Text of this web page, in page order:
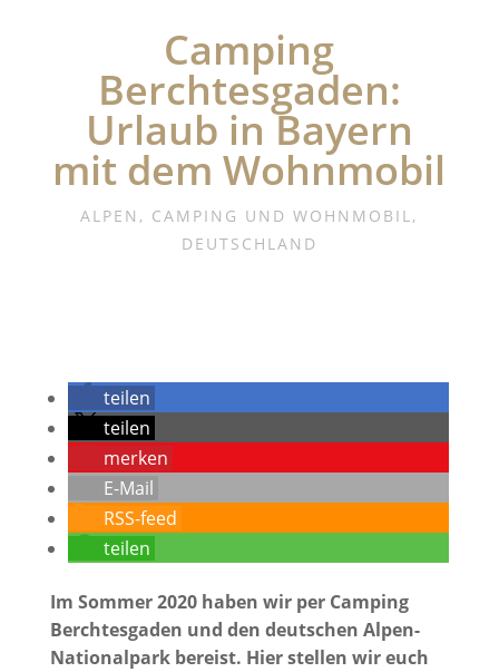
Camping
Berchtesgaden:
Urlaub in Bayern
mit dem Wohnmobil
ALPEN , CAMPING UND WOHNMOBIL,
DEUTSCHLAND
teilen
teilen
merken
E-Mail
RSS-feed
teilen
Im Sommer 2020 haben wir per Camping
Berchtesgaden und den deutschen Alpen-
Nationalpark bereist. Hier stellen wir euch